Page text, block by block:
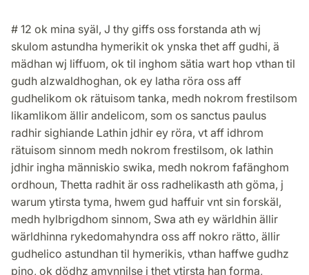
# 12 ok mina syäl, J thy giffs oss forstanda ath wj
skulom astundha hymerikit ok ynska thet aff gudhi, ä
mädhan wj liffuom, ok til inghom sätia wart hop vthan til
gudh alzwaldhoghan, ok ey latha röra oss aff
gudhelikom ok rätuisom tanka, medh nokrom frestilsom
likamlikom ällir andelicom, som os sanctus paulus
radhir sighiande Lathin jdhir ey röra, vt aff idhrom
rätuisom sinnom medh nokrom frestilsom, ok lathin
jdhir ingha människio swika, medh nokrom fafänghom
ordhoun, Thetta radhit är oss radhelikasth ath göma, j
warum ytirsta tyma, hwem gud haffuir vnt sin forskäl,
medh hylbrigdhom sinnom, Swa ath ey wärldhin ällir
wärldhinna rykedomahyndra oss aff nokro rätto, ällir
gudhelico astundhan til hymerikis, vthan haffwe gudhz
pino, ok dödhz amynnilse j thet ytirsta han forma,